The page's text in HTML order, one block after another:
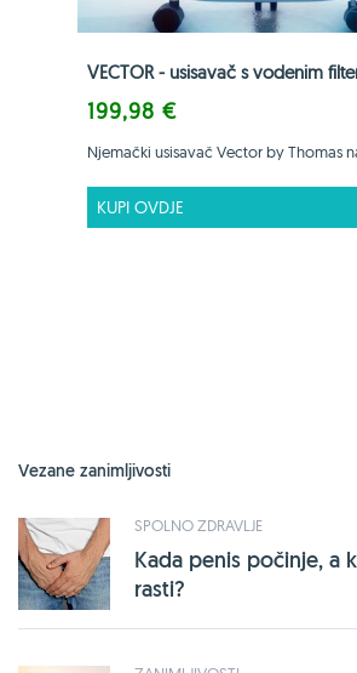
VECTOR - usisavač s vodenim
199,98 €
Njemački usisavač Vector by Thomas
KUPI OVDJE
Vezane zanimljivosti
SPOLNO ZDRAVLJE
Kada penis počinje, a
rasti?